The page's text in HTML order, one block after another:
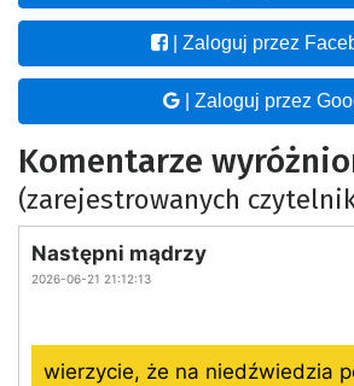
| Zaloguj przez
| Zaloguj przez
Komentarze
(zarejestrowanych
Następni mądrzy
2026-06-21 21:12:13
wierzycie, że na niedźwiedzia